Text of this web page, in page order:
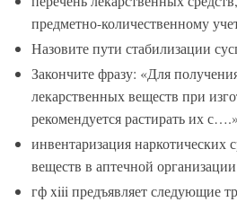
предметно-количественному
Назовите пути стабилизации
Закончите фразу: «Для
лекарственных веществ при
рекомендуется растирать их с….»
инвентаризация наркотических
веществ в аптечной
гф xiii предъявляет следующие